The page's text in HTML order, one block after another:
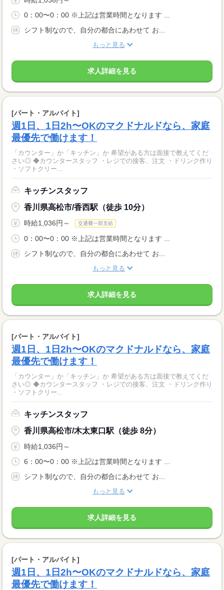
0：00〜0：00 ※上記は営業時間となります ...
シフト制なので、自分の都合にあわせて お...
もっと見る
求人詳細を見る
[パート・アルバイト]
週1日、1日2h〜OKのマクドナルドなら、家庭
最優先で働けます！
「カウンター」か「キッチン」か 希望がある方は面接で教えてくだ
さい◎ ◆カウンタースタッフ ・レジでの接客、注文 ・ドリンク作り
・ソフトクリー...
キッチンスタッフ
香川県高松市/香西駅（徒歩 10分）
時給1,036円～ 交通費一部支給
0：00〜0：00 ※上記は営業時間となります ...
シフト制なので、自分の都合にあわせて お...
もっと見る
求人詳細を見る
[パート・アルバイト]
週1日、1日2h〜OKのマクドナルドなら、家庭
最優先で働けます！
「カウンター」か「キッチン」か 希望がある方は面接で教えてくだ
さい◎ ◆カウンタースタッフ ・レジでの接客、注文 ・ドリンク作り
・ソフトクリー...
キッチンスタッフ
香川県高松市/木太東口駅（徒歩 8分）
時給1,036円～
6：00〜0：00 ※上記は営業時間となります ...
シフト制なので、自分の都合にあわせて お...
もっと見る
求人詳細を見る
[パート・アルバイト]
週1日、1日2h〜OKのマクドナルドなら、家庭
最優先で働けます！